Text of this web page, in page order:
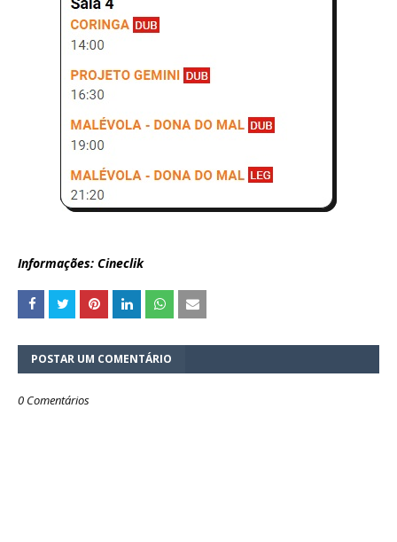
Informações: Cineclik
POSTAR UM COMENTÁRIO
0 Comentários